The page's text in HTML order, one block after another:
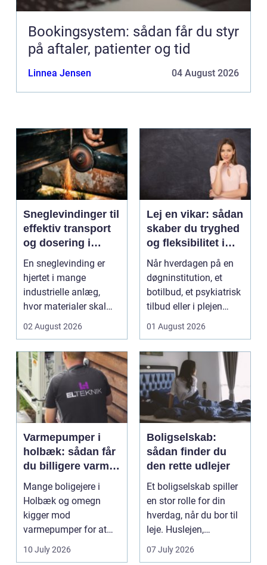
Bookingsystem: sådan får du styr
på aftaler, patienter og tid
Linnea Jensen 04 August 2026
Sneglevindinger til
effektiv transport
og dosering i
industrien
En sneglevinding er
hjertet i mange
industrielle anlæg,
hvor materialer skal
flyttes, doseres eller ...
02 August 2026
Lej en vikar: sådan
skaber du tryghed
og fleksibilitet i
hverdagen
Når hverdagen på en
døgninstitution, et
botilbud, et psykiatrisk
tilbud eller i plejen
pludselig ænd...
01 August 2026
Varmepumper i
holbæk: sådan får
du billigere varme
og bedre
indeklima
Mange boligejere i
Holbæk og omegn
kigger mod
varmepumper for at
sænke
varmeregningen og få
10 July 2026
Boligselskab:
sådan finder du
den rette udlejer
Et boligselskab spiller
en stor rolle for din
hverdag, når du bor til
leje. Huslejen,
vedligeh...
07 July 2026